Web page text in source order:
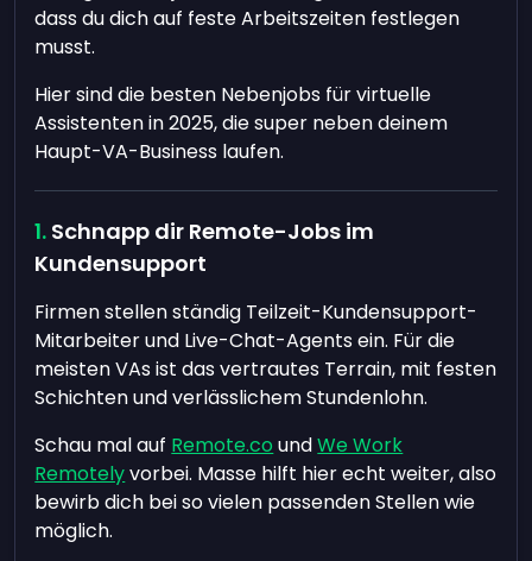
dass du dich auf feste Arbeitszeiten festlegen
musst.
Hier sind die besten Nebenjobs für virtuelle
Assistenten in 2025, die super neben deinem
Haupt-VA-Business laufen.
Schnapp dir Remote-Jobs im
Kundensupport
Firmen stellen ständig Teilzeit-Kundensupport-
Mitarbeiter und Live-Chat-Agents ein. Für die
meisten VAs ist das vertrautes Terrain, mit festen
Schichten und verlässlichem Stundenlohn.
Schau mal auf Remote.co undWe Work
Remotelyvorbei. Masse hilft hier echt weiter, also
bewirb dich bei so vielen passenden Stellen wie
möglich.